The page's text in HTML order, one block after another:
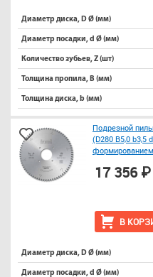
Диаметр диска, D Ø (мм)
Диаметр посадки, d Ø (мм)
Количество зубьев, Z (шт)
Толщина пропила, B (мм)
Толщина диска, b (мм)
Подрезной
(D280 B5,0
В
17 356 ₽
Диаметр диска, D Ø (мм)
Диаметр посадки, d Ø (мм)